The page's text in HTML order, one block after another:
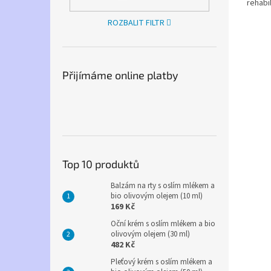
ROZBALIT FILTR
Přijímáme online platby
Top 10 produktů
Balzám na rty s oslím mlékem a
bio olivovým olejem (10 ml)
169 Kč
Oční krém s oslím mlékem a bio
olivovým olejem (30 ml)
482 Kč
Pleťový krém s oslím mlékem a